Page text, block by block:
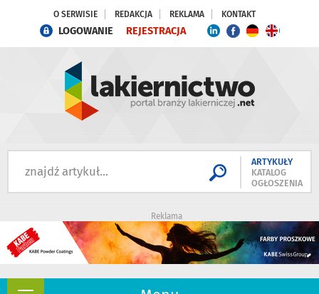
O SERWISIE REDAKCJA REKLAMA KONTAKT
LOGOWANIE REJESTRACJA
ARTYKUŁY
KATALOG
OGŁOSZENIA
Reklama